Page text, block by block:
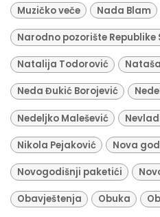
Muzičko veče Nada Blam
Narodno pozorište Republike
Natalija Todorović
Neda Đukić Borojević
Nedeljko Malešević
Nikola Pejaković Nova
Novogodišnji paketići
Obavještenja Obuka